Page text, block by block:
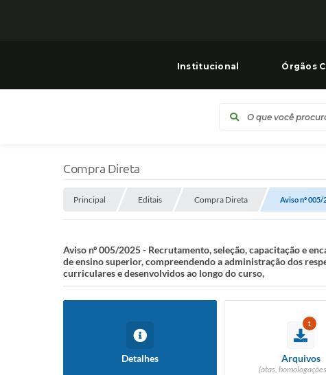
Institucional Órgãos
Compra Direta
Principal Editais Compra Direta Aviso nº 005/
Aviso nº 005/2025 - Recrutamento, seleção, capacitação e
de ensino superior, compreendendo a administração dos
curriculares e desenvolvidos ao longo do curso,
Detalhes
1
Arquivos
(atas,